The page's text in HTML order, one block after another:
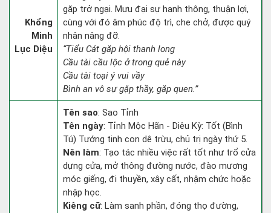
Khổng
Minh
Lục Diệu
gặp trở ngại. Mưu đại sự hanh thông, thuận lợi,
cùng với đó âm phúc độ trì, che chở, được quý
nhân nâng đỡ.
“Tiểu Cát gặp hội thanh long
Cầu tài cầu lộc ở trong quẻ này
Cầu tài toại ý vui vầy
Bình an vô sự gặp thầy, gặp quen.”
Tên sao: Sao Tỉnh
Tên ngày: Tỉnh Mộc Hãn - Diêu Kỳ: Tốt (Bình
Tú) Tướng tinh con dê trừu, chủ trị ngày thứ 5.
Nên làm: Tạo tác nhiều việc rất tốt như trổ cửa
dựng cửa, mở thông đường nước, đào mương
móc giếng, đi thuyền, xây cất, nhậm chức hoặc
nhập học.
Kiêng cữ: Làm sanh phần, đóng thọ đường,